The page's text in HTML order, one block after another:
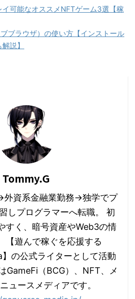
イ可能なオススメNFTゲーム3選【稼
ブラウザ）の使い方【インストール
説】
Tommy.G
外資系金融業勤務→独学でプ
しプログラマーへ転職。 初
すく、暗号資産やWeb3の情
【遊んで稼ぐを応援する
の公式ライターとして活動
GameFi（BCG）、NFT、メ
ュースメディアです。